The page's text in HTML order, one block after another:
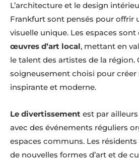
L’architecture et le design
Frankfurt sont pensés pour offrir
visuelle unique. Les espaces sont
œuvres d’art local, mettant en
le talent des artistes de la région.
soigneusement choisi pour
inspirante et moderne.
Le divertissement est par
avec des événements réguliers
espaces communs. Les
de nouvelles formes d’art et de